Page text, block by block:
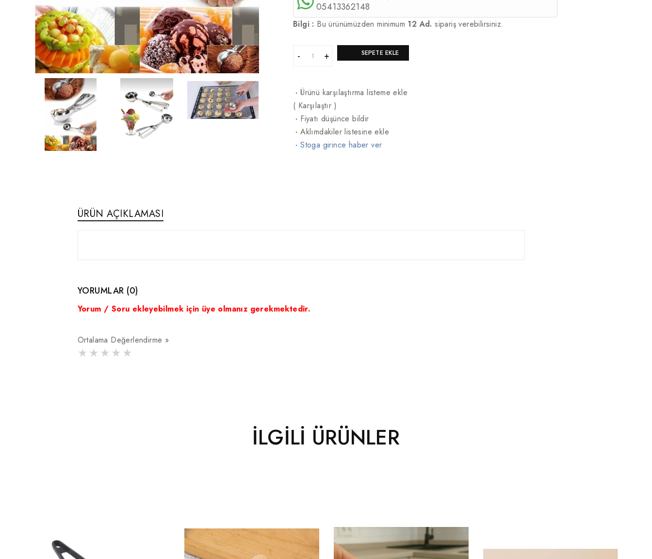
05413362148
Bilgi : Bu ürünümüzden minimum 12 Ad. sipariş verebilirsiniz.
SEPETE EKLE
·Ürünü karşılaştırma listeme ekle
( Karşılaştır )
· Fiyatı düşünce bildir
·Aklımdakiler listesine ekle
·Stoga girince haber ver
ÜRÜN AÇIKLAMASI
YORUMLAR (0)
Yorum / Soru ekleyebilmek için üye olmanız gerekmektedir.
Ortalama Değerlendirme »
İLGILI ÜRÜNLER